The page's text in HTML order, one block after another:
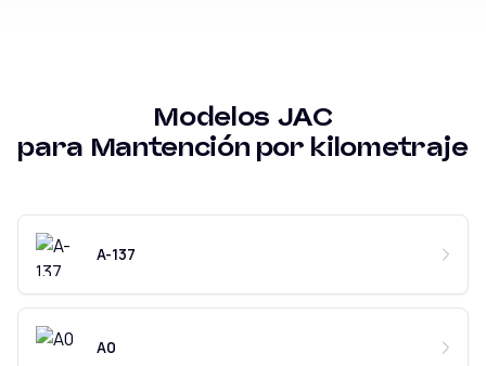
Modelos JAC
para Mantención por kilometraje
A-137
A0